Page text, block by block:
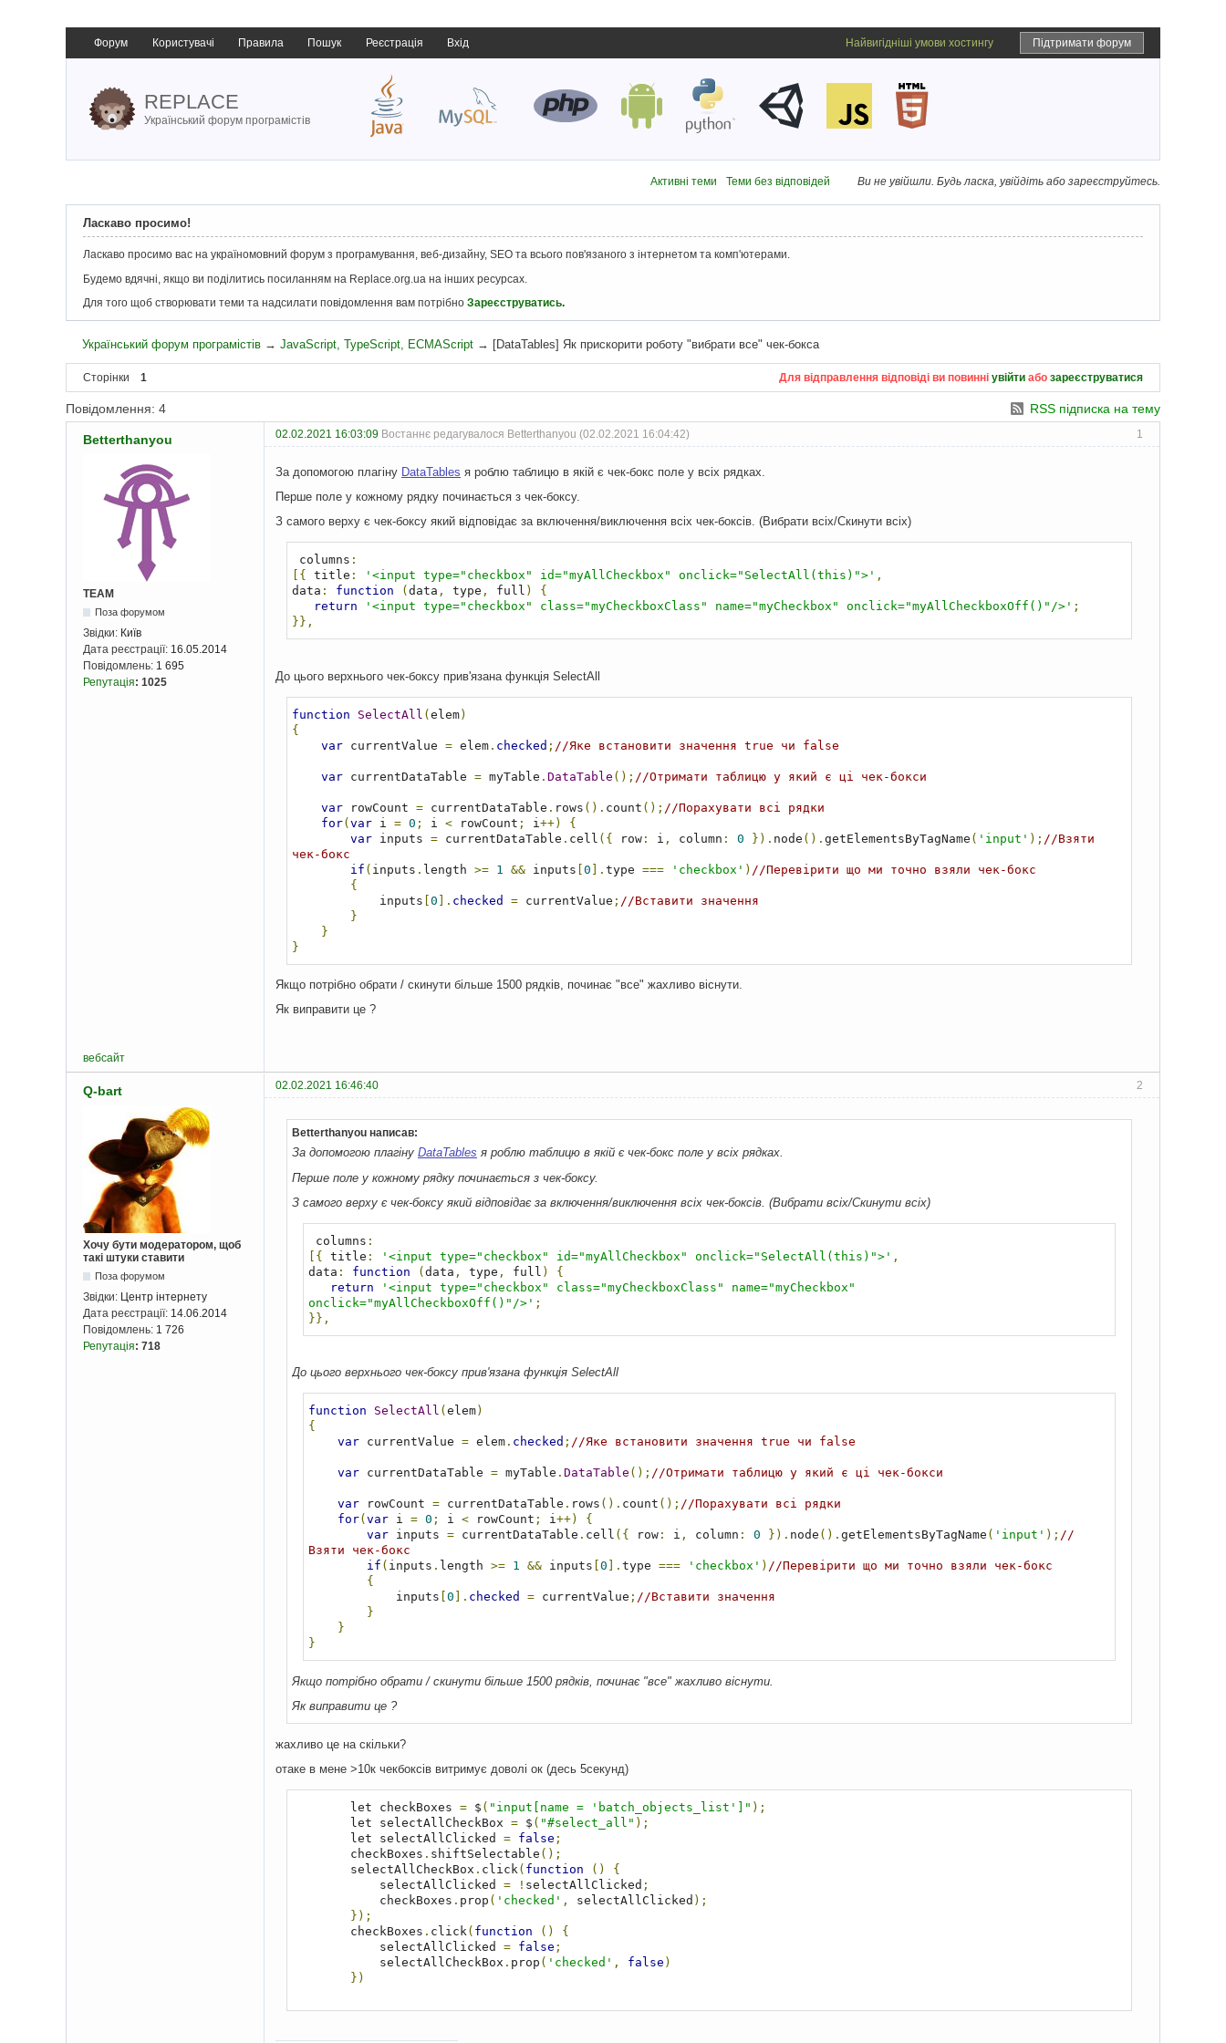
Форум Користувачі Правила Пошук Реєстрація Вхід Підтримати форум
Найвигідніші умови хостингу
REPLACE
Український форум програмістів
Ви не увійшли. Будь ласка, увійдіть або зареєструйтесь.
Активні теми Теми без відповідей
Ласкаво просимо!
Ласкаво просимо вас на україномовний форум з програмування, веб-дизайну, SEO та всього пов'язаного з інтернетом та комп'ютерами.
Будемо вдячні, якщо ви поділитись посиланням на Replace.org.ua на інших ресурсах.
Для того щоб створювати теми та надсилати повідомлення вам потрібно Зареєструватись.
Український форум програмістів →JavaScript, TypeScript, ECMAScript → [DataTables] Як прискорити роботу "вибрати все" чек-бокса
Сторінки 1 Для відправлення відповіді ви повинні увійти або зареєструватися
RSS підписка на тему
Повідомлення: 4
1
Betterthanyou 02.02.2021 16:03:09 Востаннє редагувалося Betterthanyou (02.02.2021 16:04:42)
TEAM
Поза форумом
Звідки: Київ
Дата реєстрації: 16.05.2014
Повідомлень: 1 695
Репутація: 1025
За допомогою плагіну DataTables я роблю таблицю в якій є чек-бокс поле у всіх рядках.
Перше поле у кожному рядку починається з чек-боксу.
З самого верху є чек-боксу який відповідає за включення/виключення всіх чек-боксів. (Вибрати всіх/Скинути всіх)
columns :
[{
title : '<input type="checkbox" id="myAllCheckbox" onclick="SelectAll(this)">' ,
data : function ( data , type , full )
{
return
'<input type="checkbox" class="myCheckboxClass" name="myCheckbox" onclick="myAllCheckboxOff()"/>' ;
}},
До цього верхнього чек-боксу прив'язана функція SelectAll
function SelectAll ( elem)
{
var currentValue = elem. checked ; //Яке встановити значення true чи false
var currentDataTable = myTable . DataTable (); //Отримати таблицю у який є ці чек-бокси
var rowCount = currentDataTable . rows (). count (); //Порахувати всі рядки
for( var i = 0 ; i < rowCount ; i ++)
{
var inputs = currentDataTable . cell ({ row: i , column : 0 }). node (). getElementsByTagName ( 'input' ); //Взяти
чек-бокс
if ( inputs . length >= 1 && inputs 0 ]. type === 'checkbox' ) //Перевірити що ми точно взяли чек-бокс
{
            inputs
0 ]. checked = currentValue ; //Вставити значення
}
}
}
Якщо потрібно обрати / скинути більше 1500 рядків, починає "все" жахливо віснути.
Як виправити це ?
вебсайт
2
Q-bart 02.02.2021 16:46:40
Хочу бути модератором, щоб
такі штуки ставити
Поза форумом
Звідки: Центр інтернету
Дата реєстрації: 14.06.2014
Повідомлень: 1 726
Репутація: 718
Betterthanyou написав:
За допомогою плагіну DataTables я роблю таблицю в якій є чек-бокс поле у всіх рядках.
Перше поле у кожному рядку починається з чек-боксу.
З самого верху є чек-боксу який відповідає за включення/виключення всіх чек-боксів. (Вибрати всіх/Скинути всіх)
columns :
[{
title : '<input type="checkbox" id="myAllCheckbox" onclick="SelectAll(this)">' ,
data : function ( data , type , full )
{
return
'<input type="checkbox" class="myCheckboxClass" name="myCheckbox"
onclick="myAllCheckboxOff()"/>' ;
}},
До цього верхнього чек-боксу прив'язана функція SelectAll
function SelectAll ( elem)
{
var currentValue = elem. checked ; //Яке встановити значення true чи false
var currentDataTable = myTable . DataTable (); //Отримати таблицю у який є ці чек-бокси
var rowCount = currentDataTable . rows (). count (); //Порахувати всі рядки
for( var i = 0 ; i < rowCount ; i++)
{
var inputs = currentDataTable . cell ({ row: i , column : 0 }). node (). getElementsByTagName ( 'input' ); //
Взяти чек-бокс
if ( inputs . length >= 1 && inputs 0 ]. type === 'checkbox' ) //Перевірити що ми точно взяли чек-бокс
{
            inputs
0 ]. checked = currentValue ; //Вставити значення
}
}
}
Якщо потрібно обрати / скинути більше 1500 рядків, починає "все" жахливо віснути.
Як виправити це ?
жахливо це на скільки?
отаке в мене >10к чекбоксів витримує доволі ок (десь 5секунд)
        let checkBoxes
= $ ( "input[name = 'batch_objects_list']" );
        let selectAllCheckBox
= $ ( "#select_all" );
        let selectAllClicked
= false ;
        checkBoxes
. shiftSelectable ();
        selectAllCheckBox
. click( function ()
{
            selectAllClicked
= ! selectAllClicked ;
            checkBoxes
. prop ( 'checked' , selectAllClicked );
});
        checkBoxes
. click( function ()
{
            selectAllClicked
= false ;
            selectAllCheckBox
. prop ( 'checked' , false )
})